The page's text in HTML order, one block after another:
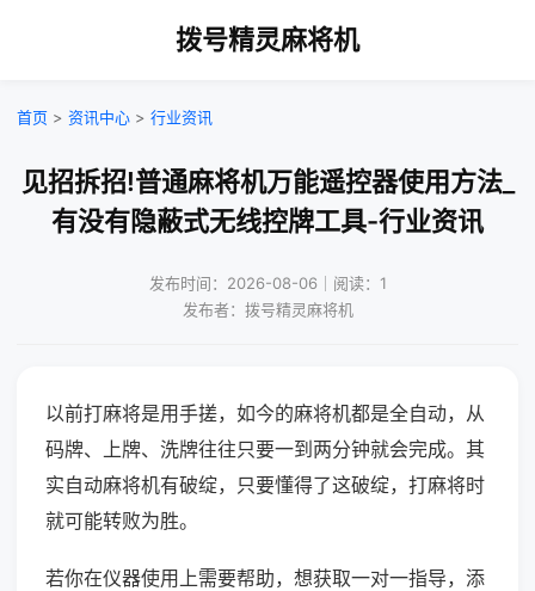
拨号精灵麻将机
首页 > 资讯中心 > 行业资讯
见招拆招!普通麻将机万能遥控器使用方法_
有没有隐蔽式无线控牌工具-行业资讯
发布时间：2026-08-06｜阅读：1
发布者：拨号精灵麻将机
以前打麻将是用手搓，如今的麻将机都是全自动，从
码牌、上牌、洗牌往往只要一到两分钟就会完成。其
实自动麻将机有破绽，只要懂得了这破绽，打麻将时
就可能转败为胜。
若你在仪器使用上需要帮助，想获取一对一指导，添